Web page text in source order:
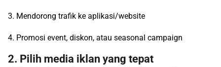
3. Mendorong trafik ke aplikasi/website
4. Promosi event, diskon, atau seasonal campaign
2. Pilih media iklan yang tepat